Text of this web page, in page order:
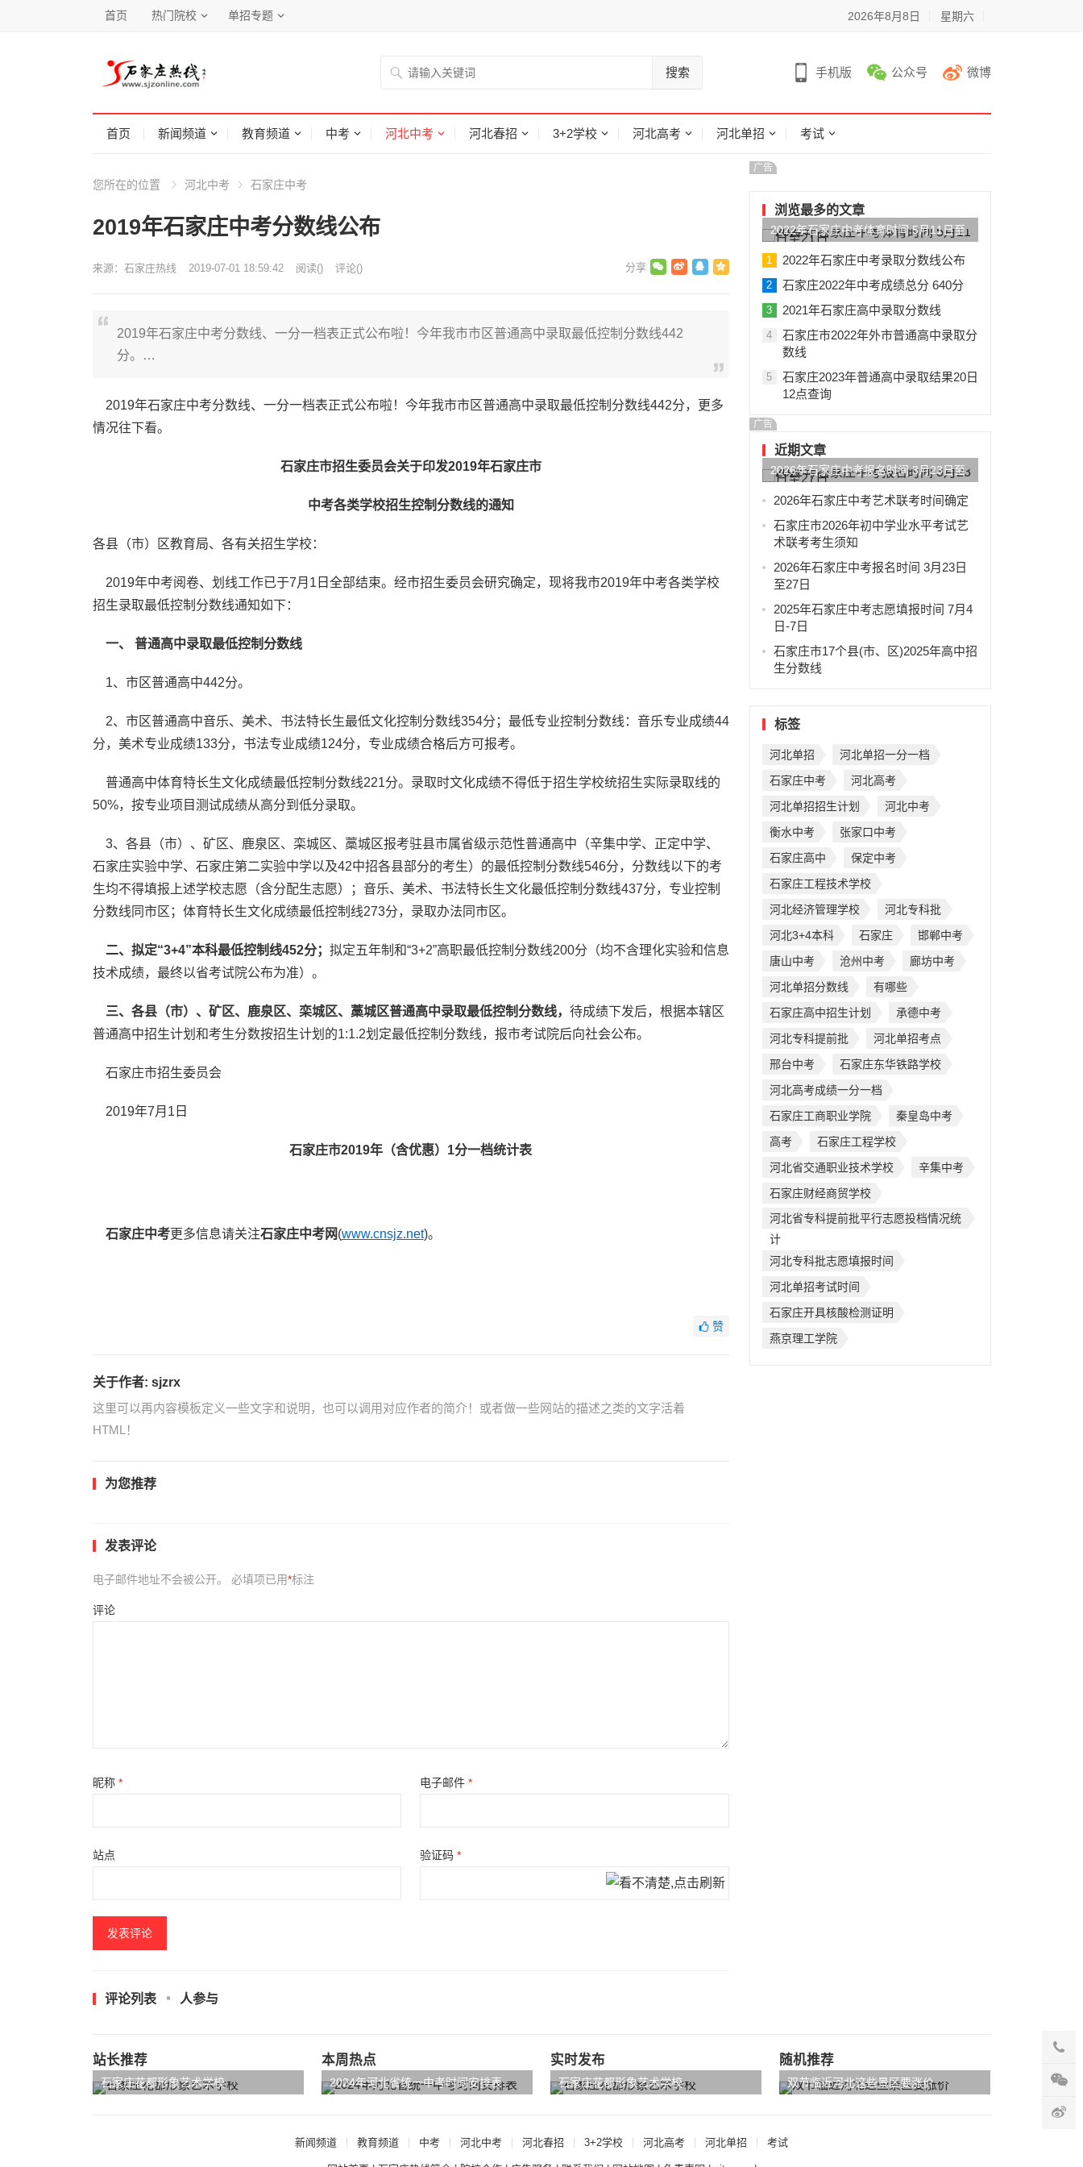
首页 热门院校 单招专题 2026年8月8日 星期六
搜索 手机版 公众号 微博
首页 新闻频道 教育频道 中考 河北中考 河北春招 3+2学校 河北高考 河北单招 考试
您所在的位置 河北中考 石家庄中考
2019年石家庄中考分数线公布
来源： 石家庄热线 2019-07-01 18:59:42 阅读() 评论()
2019年石家庄中考分数线、一分一档表正式公布啦！今年我市市区普通高中录取最低控制分数线442
分。…
2019年石家庄中考分数线、一分一档表正式公布啦！今年我市市区普通高中录取最低控制分数线442分，更多
情况往下看。
石家庄市招生委员会关于印发2019年石家庄市
中考各类学校招生控制分数线的通知
各县（市）区教育局、各有关招生学校：
2019年中考阅卷、划线工作已于7月1日全部结束。经市招生委员会研究确定，现将我市2019年中考各类学校
招生录取最低控制分数线通知如下：
一、 普通高中录取最低控制分数线
1、市区普通高中442分。
2、市区普通高中音乐、美术、书法特长生最低文化控制分数线354分；最低专业控制分数线：音乐专业成绩44
分，美术专业成绩133分，书法专业成绩124分，专业成绩合格后方可报考。
普通高中体育特长生文化成绩最低控制分数线221分。录取时文化成绩不得低于招生学校统招生实际录取线的
50%，按专业项目测试成绩从高分到低分录取。
3、各县（市）、矿区、鹿泉区、栾城区、藁城区报考驻县市属省级示范性普通高中（辛集中学、正定中学、
石家庄实验中学、石家庄第二实验中学以及42中招各县部分的考生）的最低控制分数线546分，分数线以下的考
生均不得填报上述学校志愿（含分配生志愿）；音乐、美术、书法特长生文化最低控制分数线437分，专业控制
分数线同市区；体育特长生文化成绩最低控制线273分，录取办法同市区。
二、拟定“3+4”本科最低控制线452分； 拟定五年制和“3+2”高职最低控制分数线200分（均不含理化实验和信息
技术成绩，最终以省考试院公布为准）。
三、各县（市）、矿区、鹿泉区、栾城区、藁城区普通高中录取最低控制分数线， 待成绩下发后，根据本辖区
普通高中招生计划和考生分数按招生计划的1:1.2划定最低控制分数线，报市考试院后向社会公布。
石家庄市招生委员会
2019年7月1日
石家庄市2019年（含优惠）1分一档统计表
石家庄中考更多信息请关注石家庄中考网(www.cnsjz.net)。
赞
关于作者: sjzrx
这里可以再内容模板定义一些文字和说明，也可以调用对应作者的简介！或者做一些网站的描述之类的文字活着
HTML！
为您推荐
发表评论
电子邮件地址不会被公开。 必填项已用*标注
评论
昵称 * 电子邮件*
站点 验证码*
评论列表 人参与
广告
浏览最多的文章
2022年石家庄中考体育时间 5月11日至
21日
1 2022年石家庄中考录取分数线公布
2 石家庄2022年中考成绩总分 640分
3 2021年石家庄高中录取分数线
4
石家庄市2022年外市普通高中录取分
数线
5
石家庄2023年普通高中录取结果20日
12点查询
广告
近期文章
2026年石家庄中考报名时间 3月23日至
27日
2026年石家庄中考艺术联考时间确定
石家庄市2026年初中学业水平考试艺
术联考考生须知
2026年石家庄中考报名时间 3月23日
至27日
2025年石家庄中考志愿填报时间 7月4
日-7日
石家庄市17个县(市、区)2025年高中招
生分数线
标签
河北单招
河北单招一分一档
石家庄中考
河北高考
河北单招招生计划
河北中考
衡水中考
张家口中考
石家庄高中
保定中考
石家庄工程技术学校
河北经济管理学校
河北专科批
河北3+4本科
石家庄
邯郸中考
唐山中考
沧州中考
廊坊中考
河北单招分数线
有哪些
石家庄高中招生计划
承德中考
河北专科提前批
河北单招考点
邢台中考
石家庄东华铁路学校
河北高考成绩一分一档
石家庄工商职业学院
秦皇岛中考
高考
石家庄工程学校
河北省交通职业技术学校
辛集中考
石家庄财经商贸学校
河北省专科提前批平行志愿投档情况统
计
河北专科批志愿填报时间
河北单招考试时间
石家庄开具核酸检测证明
燕京理工学院
站长推荐
石家庄花都形象艺术学校
本周热点
2024年河北省统一中考时间安排表
实时发布
石家庄花都形象艺术学校
随机推荐
双节临近河北这些景区要涨价
新闻频道 教育频道 中考 河北中考 河北春招 3+2学校 河北高考 河北单招 考试